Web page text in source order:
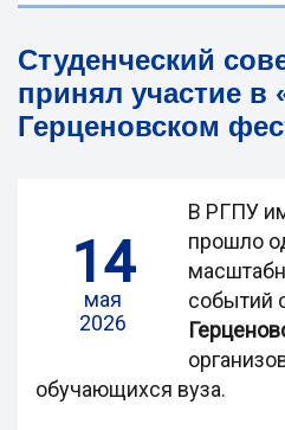
Студенческий
принял участие в
Герценовском
14
мая
2026
В РГПУ
прошло
событий
обучающихся вуза.